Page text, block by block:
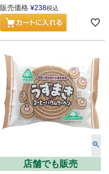
販売価格 ¥238税込
店舗でも販売